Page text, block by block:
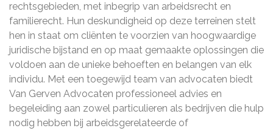
rechtsgebieden, met inbegrip van arbeidsrecht en
familierecht. Hun deskundigheid op deze terreinen stelt
hen in staat om cliënten te voorzien van hoogwaardige
juridische bijstand en op maat gemaakte oplossingen die
voldoen aan de unieke behoeften en belangen van elk
individu. Met een toegewijd team van advocaten biedt
Van Gerven Advocaten professioneel advies en
begeleiding aan zowel particulieren als bedrijven die hulp
nodig hebben bij arbeidsgerelateerde of